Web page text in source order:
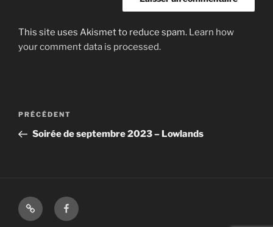
This site uses Akismet to reduce spam. Learn how
your comment data is processed.
Navigation
l’article
Article
précédent
PRÉCÉDENT
Soirée de septembre 2023 – Lowlands
Shop Facebook